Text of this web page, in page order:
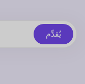
يُقدِّم